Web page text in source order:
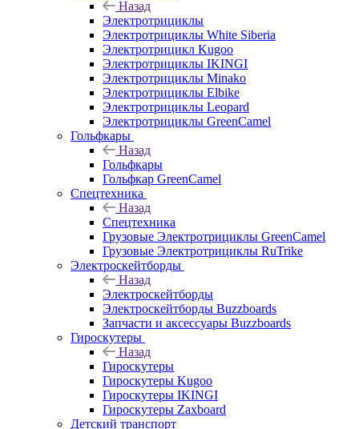
Назад
Электротрициклы
Электротрициклы White Siberia
Электротрицикл Kugoo
Электротрициклы IKINGI
Электротрициклы Minako
Электротрициклы Elbike
Электротрициклы Leopard
Электротрициклы GreenCamel
Гольфкары
Назад
Гольфкары
Гольфкар GreenCamel
Спецтехника
Назад
Спецтехника
Грузовые Электротрициклы GreenCamel
Грузовые Электротрициклы RuTrike
Электроскейтборды
Назад
Электроскейтборды
Электроскейтборды Buzzboards
Запчасти и аксессуары Buzzboards
Гироскутеры
Назад
Гироскутеры
Гироскутеры Kugoo
Гироскутеры IKINGI
Гироскутеры Zaxboard
Детский транспорт